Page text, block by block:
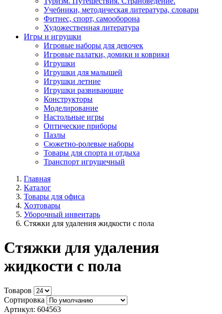
Учебники, методическая литература, словари
Фитнес, спорт, самооборона
Художественная литература
Игры и игрушки
Игровые наборы для девочек
Игровые палатки, домики и коврики
Игрушки
Игрушки для малышей
Игрушки летние
Игрушки развивающие
Конструкторы
Моделирование
Настольные игры
Оптические приборы
Пазлы
Сюжетно-ролевые наборы
Товары для спорта и отдыха
Транспорт игрушечный
Главная
Каталог
Товары для офиса
Хозтовары
Уборочный инвентарь
Стяжки для удаления жидкости с пола
Стяжки для удаления
жидкости с пола
Товаров
Сортировка
Артикул: 604563